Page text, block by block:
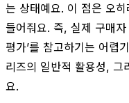
는 상태예요. 이 점은 오
들어줘요. 즉, 실제 구매
평가’를 참고하기는 어렵
리즈의 일반적 활용성, 그
요.